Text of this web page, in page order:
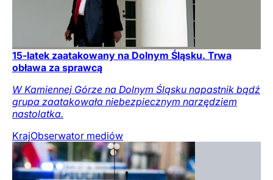
15-latek zaatakowany na Dolnym Śląsku. Trwa
obława za sprawcą
W Kamiennej Górze na Dolnym Śląsku napastnik bądź
grupa zaatakowała niebezpiecznym narzędziem
nastolatka.
KrajObserwator mediów